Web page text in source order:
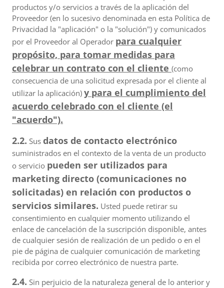
productos y/o servicios a través de la aplicación del
Proveedor (en lo sucesivo denominada en esta Política de
Privacidad la "aplicación" o la "solución") y comunicados
por el Proveedor al Operador para cualquier
propósito, para tomar medidas para
celebrar un contrato con el cliente (como
consecuencia de una solicitud expresada por el cliente al
utilizar la aplicación) y para el cumplimiento del
acuerdo celebrado con el cliente (el
"acuerdo").
2.2. Sus datos de contacto electrónico
suministrados en el contexto de la venta de un producto
o servicio pueden ser utilizados para
marketing directo (comunicaciones no
solicitadas) en relación con productos o
servicios similares. Usted puede retirar su
consentimiento en cualquier momento utilizando el
enlace de cancelación de la suscripción disponible, antes
de cualquier sesión de realización de un pedido o en el
pie de página de cualquier comunicación de marketing
recibida por correo electrónico de nuestra parte.
2.4. Sin perjuicio de la naturaleza general de lo anterior y